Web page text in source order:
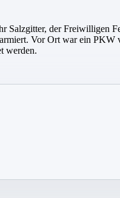
der Freiwilligen
Vor Ort war ein
werden.